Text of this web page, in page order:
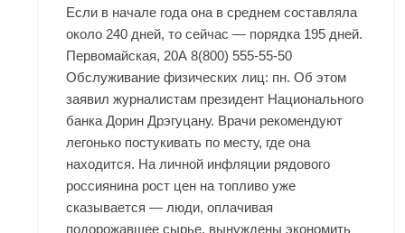
Если в начале года она в среднем составляла
около 240 дней, то сейчас — порядка 195 дней.
Первомайская, 20А 8(800) 555-55-50
Обслуживание физических лиц: пн. Об этом
заявил журналистам президент Национального
банка Дорин Дрэгуцану. Врачи рекомендуют
легонько постукивать по месту, где она
находится. На личной инфляции рядового
россиянина рост цен на топливо уже
сказывается — люди, оплачивая
подорожавшее сырье, вынуждены экономить